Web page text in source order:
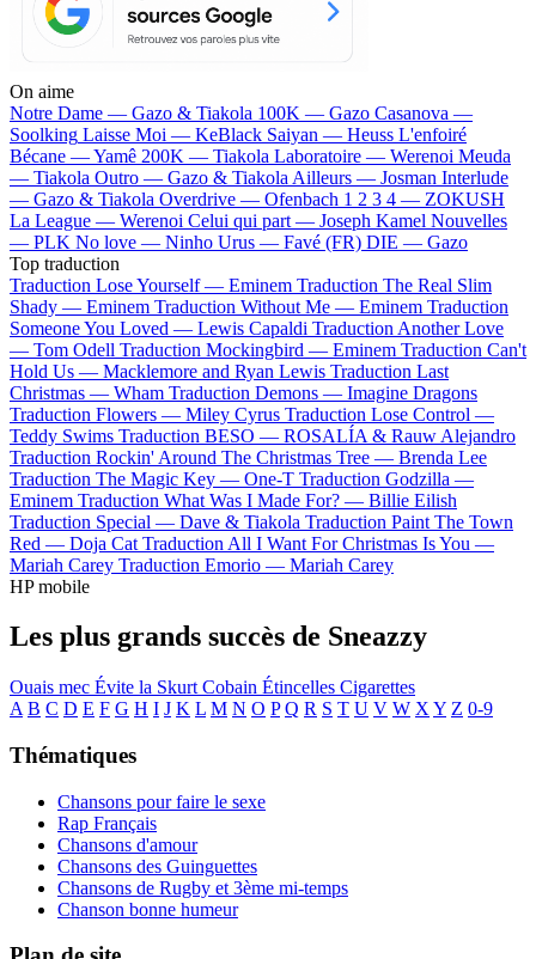
On aime
Notre Dame — Gazo & Tiakola 100K — Gazo Casanova —
Soolking Laisse Moi — KeBlack Saiyan — Heuss L'enfoiré
Bécane —Yamê 200K — Tiakola Laboratoire — Werenoi Meuda
— Tiakola Outro — Gazo & Tiakola Ailleurs — Josman Interlude
— Gazo & Tiakola Overdrive — Ofenbach 1 2 3 4 — ZOKUSH
La League — Werenoi Celui qui part — Joseph Kamel Nouvelles
— PLK No love — Ninho Urus — Favé (FR) DIE — Gazo
Top traduction
Traduction Lose Yourself — Eminem Traduction The Real Slim
Shady — Eminem Traduction Without Me — Eminem Traduction
Someone You Loved — Lewis Capaldi Traduction Another Love
— Tom Odell Traduction Mockingbird — Eminem Traduction Can't
Hold Us — Macklemore and Ryan Lewis Traduction Last
Christmas — Wham Traduction Demons — Imagine Dragons
Traduction Flowers — Miley Cyrus Traduction Lose Control —
Teddy Swims Traduction BESO — ROSALÍA & Rauw Alejandro
Traduction Rockin' Around The Christmas Tree — Brenda Lee
Traduction The Magic Key — One-T Traduction Godzilla —
Eminem Traduction What Was I Made For? — Billie Eilish
Traduction Special — Dave & Tiakola Traduction Paint The Town
Red — Doja Cat Traduction All I Want For Christmas Is You —
Mariah Carey Traduction Emorio — Mariah Carey
HP mobile
Les plus grands succès de Sneazzy
Ouais mec Évite la Skurt Cobain Étincelles Cigarettes
A B C D E F G H I J K L M N O P Q R S T U V W X Y Z 0-9
Thématiques
Chansons pour faire le sexe
Rap Français
Chansons d'amour
Chansons des Guinguettes
Chansons de Rugby et 3ème mi-temps
Chanson bonne humeur